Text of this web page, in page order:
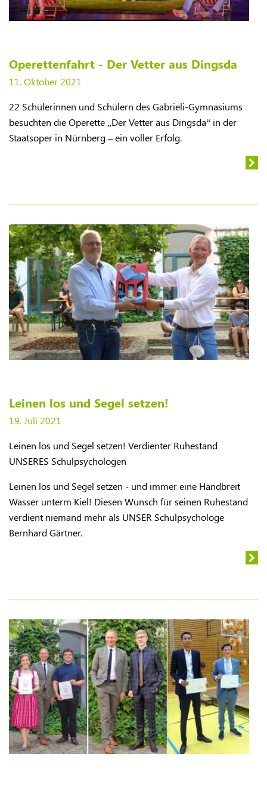
Operettenfahrt - Der Vetter aus Dingsda
11. Oktober 2021
​22 Schülerinnen und Schülern des Gabrieli-Gymnasiums
besuchten die Operette „Der Vetter aus Dingsda“ in der
Staatsoper in Nürnberg – ein voller Erfolg.
Leinen los und Segel setzen!
19. Juli 2021
Leinen los und Segel setzen! Verdienter Ruhestand
UNSERES Schulpsychologen
​Leinen los und Segel setzen - und immer eine Handbreit
Wasser unterm Kiel! Diesen Wunsch für seinen Ruhestand
verdient niemand mehr als UNSER Schulpsychologe
Bernhard Gärtner.